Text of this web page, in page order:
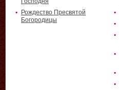
Рождество Пресвятой
Богородицы